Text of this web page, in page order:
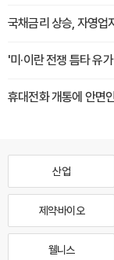
국채금리 상승, 자영업
'미·이란 전쟁 틈타 유
휴대전화 개통에 안면
산업
제약·바이오
웰니스